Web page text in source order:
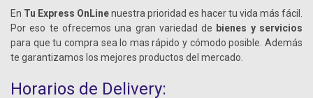
En Tu Express OnLinenuestra prioridad es hacer tu vida más fácil.
Por eso te ofrecemos una gran variedad de bienes y servicios
para que tu compra sea lo mas rápido y cómodo posible. Además
te garantizamos los mejores productos del mercado.
Horarios de Delivery: